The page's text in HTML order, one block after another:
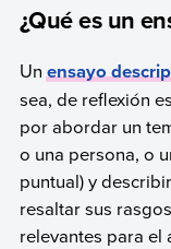
¿Qué es un
Unensayo
sea, de reflexión
por abordar un
o una persona, o
puntual) y
resaltar sus
relevantes para el